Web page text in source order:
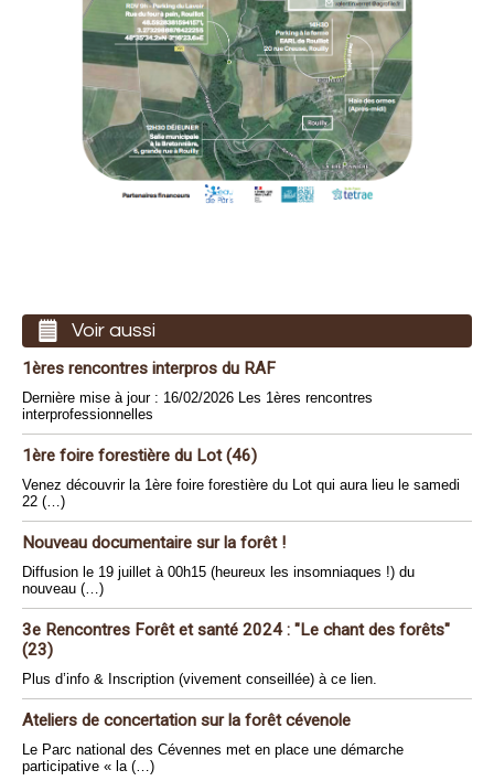
Voir aussi
1ères rencontres interpros du RAF
Dernière mise à jour : 16/02/2026 Les 1ères rencontres
interprofessionnelles
1ère foire forestière du Lot (46)
Venez découvrir la 1ère foire forestière du Lot qui aura lieu le samedi
22 (…)
Nouveau documentaire sur la forêt !
Diffusion le 19 juillet à 00h15 (heureux les insomniaques !) du
nouveau (…)
3e Rencontres Forêt et santé 2024 : "Le chant des forêts"
(23)
Plus d’info & Inscription (vivement conseillée) à ce lien.
Ateliers de concertation sur la forêt cévenole
Le Parc national des Cévennes met en place une démarche
participative « la (…)